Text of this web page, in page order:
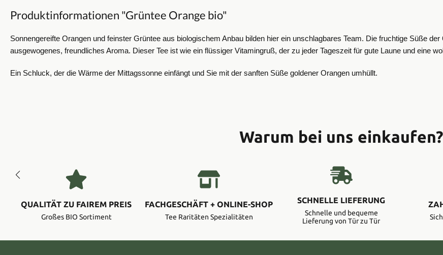
Produktinformationen "Grüntee Orange bio"
Sonnengereifte Orangen und feinster Grüntee aus biologischem Anbau bilden hier ein unschlagbares Team. Die fruchtige Süße
ausgewogenes, freundliches Aroma. Dieser Tee ist wie ein flüssiger Vitamingruß, der zu jeder Tageszeit für gute Laune und eine
Ein Schluck, der die Wärme der Mittagssonne einfängt und Sie mit der sanften Süße goldener Orangen umhüllt.
Warum bei uns einkaufen?
QUALITÄT ZU FAIREM PREIS
Großes BIO Sortiment
FACHGESCHÄFT + ONLINE-SHOP
Tee Raritäten Spezialitäten
SCHNELLE LIEFERUNG
Schnelle und bequeme
Lieferung von Tür zu Tür